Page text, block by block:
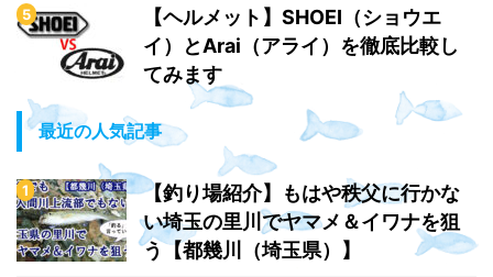
【ヘルメット】SHOEI（ショウエ
イ）とArai（アライ）を徹底比較し
てみます
最近の人気記事
【釣り場紹介】もはや秩父に行かな
い埼玉の里川でヤマメ＆イワナを狙
う【都幾川（埼玉県）】